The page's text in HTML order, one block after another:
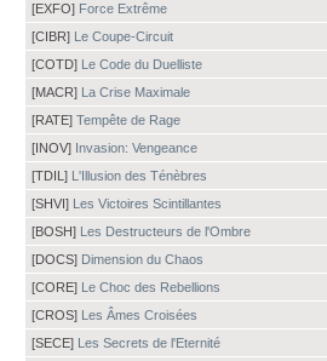
[EXFO] Force Extrême
[CIBR] Le Coupe-Circuit
[COTD] Le Code du Duelliste
[MACR] La Crise Maximale
[RATE] Tempête de Rage
[INOV] Invasion: Vengeance
[TDIL] L'Illusion des Ténèbres
[SHVI] Les Victoires Scintillantes
[BOSH] Les Destructeurs de l'Ombre
[DOCS] Dimension du Chaos
[CORE] Le Choc des Rebellions
[CROS] Les Âmes Croisées
[SECE] Les Secrets de l'Eternité